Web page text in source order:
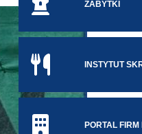
ZABYTKI
INSTYTUT
PORTAL